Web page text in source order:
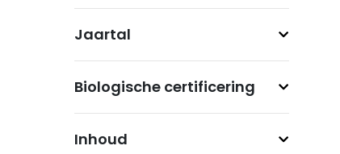
Jaartal
Biologische certificering
Inhoud